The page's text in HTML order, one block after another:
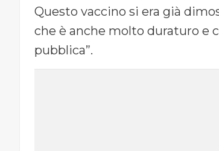
Questo vaccino si era già
che è anche molto duraturo e
pubblica”.